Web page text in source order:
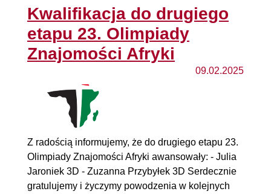
Kwalifikacja do drugiego
etapu 23. Olimpiady
Znajomości Afryki
09.02.2025
Z radością informujemy, że do drugiego etapu 23.
Olimpiady Znajomości Afryki awansowały: - Julia
Jaroniek 3D - Zuzanna Przybyłek 3D Serdecznie
gratulujemy i życzymy powodzenia w kolejnych